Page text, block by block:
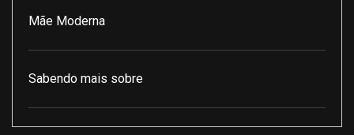
Mãe Moderna
Sabendo mais sobre